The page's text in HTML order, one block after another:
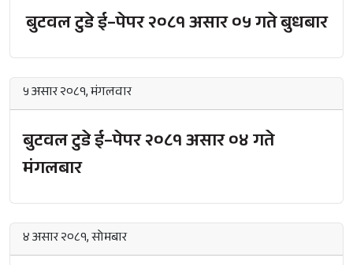
बुटवल टुडे ई–पेपर २०८१ असार ०५ गते बुधबार
५ असार २०८१, मंगलवार
बुटवल टुडे ई–पेपर २०८१ असार ०४ गते
मंगलबार
४ असार २०८१, सोमबार